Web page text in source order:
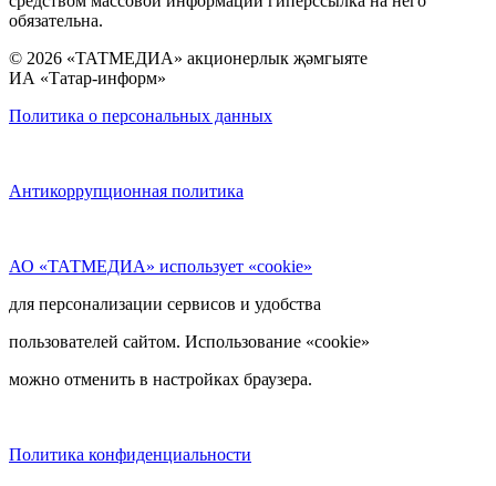
обязательна.
© 2026 «ТАТМЕДИА» акционерлык җәмгыяте
ИА «Татар-информ»
Политика о персональных данных
Антикоррупционная политика
АО «ТАТМЕДИА» использует «cookie»
для персонализации сервисов и удобства
пользователей сайтом. Использование «cookie»
можно отменить в настройках браузера.
Политика конфиденциальности